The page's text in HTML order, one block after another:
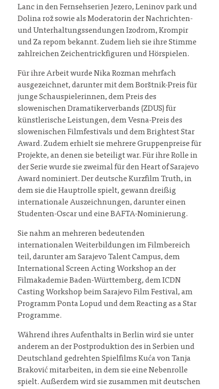
Lanc in den Fernsehserien Jezero, Leninov park und
Dolina rož sowie als Moderatorin der Nachrichten-
und Unterhaltungssendungen Izodrom, Krompir
und Za repom bekannt. Zudem lieh sie ihre Stimme
zahlreichen Zeichentrickfiguren und Hörspielen.
Für ihre Arbeit wurde Nika Rozman mehrfach
ausgezeichnet, darunter mit dem Borštnik-Preis für
junge Schauspielerinnen, dem Preis des
slowenischen Dramatikerverbands (ZDUS) für
künstlerische Leistungen, dem Vesna-Preis des
slowenischen Filmfestivals und dem Brightest Star
Award. Zudem erhielt sie mehrere Gruppenpreise für
Projekte, an denen sie beteiligt war. Für ihre Rolle in
der Serie wurde sie zweimal für den Heart of Sarajevo
Award nominiert. Der deutsche Kurzfilm Truth, in
dem sie die Hauptrolle spielt, gewann dreißig
internationale Auszeichnungen, darunter einen
Studenten-Oscar und eine BAFTA-Nominierung.
Sie nahm an mehreren bedeutenden
internationalen Weiterbildungen im Filmbereich
teil, darunter am Sarajevo Talent Campus, dem
International Screen Acting Workshop an der
Filmakademie Baden-Württemberg, dem ICDN
Casting Workshop beim Sarajevo Film Festival, am
Programm Ponta Lopud und dem Reacting as a Star
Programme.
Während ihres Aufenthalts in Berlin wird sie unter
anderem an der Postproduktion des in Serbien und
Deutschland gedrehten Spielfilms Kuća von Tanja
Braković mitarbeiten, in dem sie eine Nebenrolle
spielt. Außerdem wird sie zusammen mit deutschen